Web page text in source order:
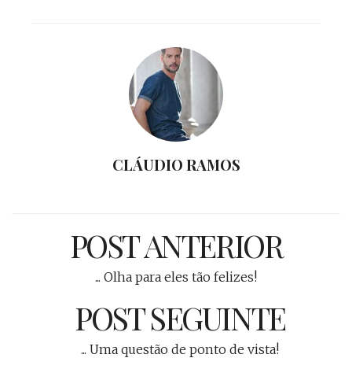
CLÁUDIO RAMOS
POST ANTERIOR
... Olha para eles tão felizes!
POST SEGUINTE
... Uma questão de ponto de vista!